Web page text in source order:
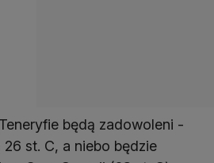
będą zadowoleni -
st. C, a niebo będzie